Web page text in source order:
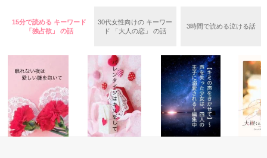
＊以前、公開していた話の改稿版です＊
作品を読む
いた。
守と由羅から『便利屋雛子』と馬鹿にされ、一人こっそり泣い
た上、同居まで提案してきて──？
鷹哉『宜しくな、俺の雛子』🦅
雛子『俺の……ひぃ、雛子？！！！』🐥
シゴデキで冷徹な上司が見せる素顔は、なぜか想像以上に甘く
て……🐥💓🦅
15分で読める キーワード
「独占欲」 の話
30代女性向けの キーワー
ド 「大人の恋」 の話
3時間で読める泣ける話